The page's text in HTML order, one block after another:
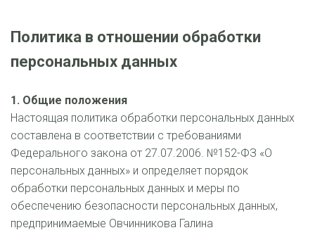
Политика в отношении обработки
персональных данных
1. Общие положения
Настоящая политика обработки персональных данных
составлена в соответствии с требованиями
Федерального закона от 27.07.2006. №152-ФЗ «О
персональных данных» и определяет порядок
обработки персональных данных и меры по
обеспечению безопасности персональных данных,
предпринимаемые Овчинникова Галина